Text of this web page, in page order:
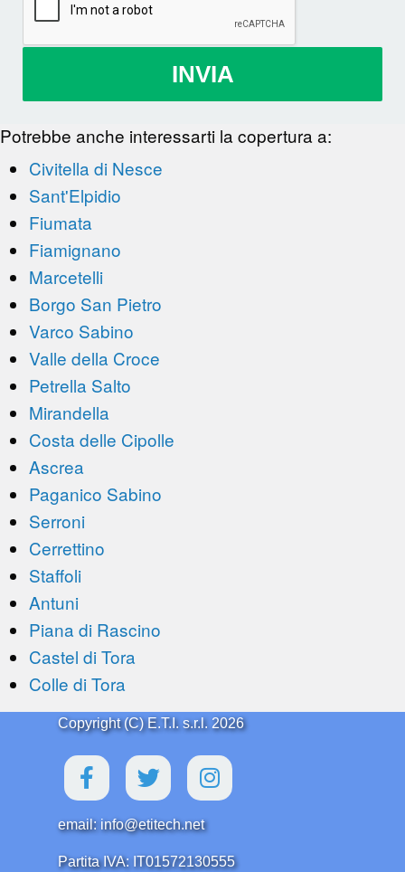
INVIA
Potrebbe anche interessarti la copertura a:
Civitella di Nesce
Sant'Elpidio
Fiumata
Fiamignano
Marcetelli
Borgo San Pietro
Varco Sabino
Valle della Croce
Petrella Salto
Mirandella
Costa delle Cipolle
Ascrea
Paganico Sabino
Serroni
Cerrettino
Staffoli
Antuni
Piana di Rascino
Castel di Tora
Colle di Tora
Copyright (C) E.T.I. s.r.l. 2026
email: info@etitech.net
Partita IVA: IT01572130555